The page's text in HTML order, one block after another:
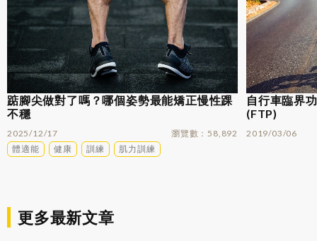
踮腳尖做對了嗎？哪個姿勢最能矯正慢性踝
不穩
2025/12/17 瀏覽數
58,892
體適能
健康 訓練 肌力訓練
自行車臨界
(FTP)
2019/03/06
更多最新文章